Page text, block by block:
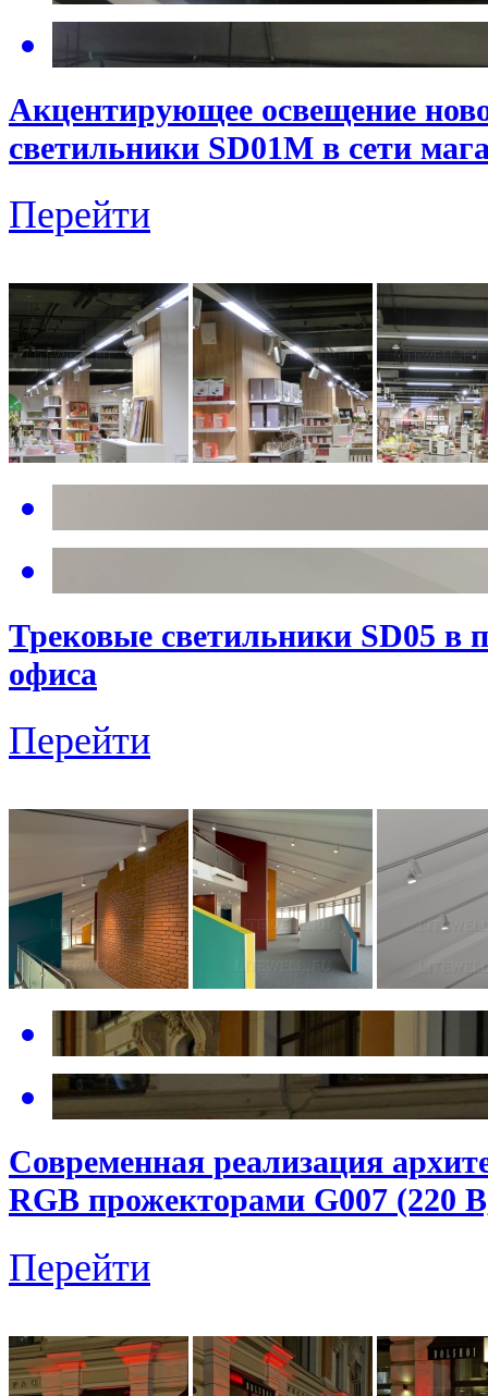
Акцентирующее освещение
светильники SD01M в сети
Перейти
Трековые светильники SD05 в
офиса
Перейти
Современная реализация
RGB прожекторами G007 (220
Перейти